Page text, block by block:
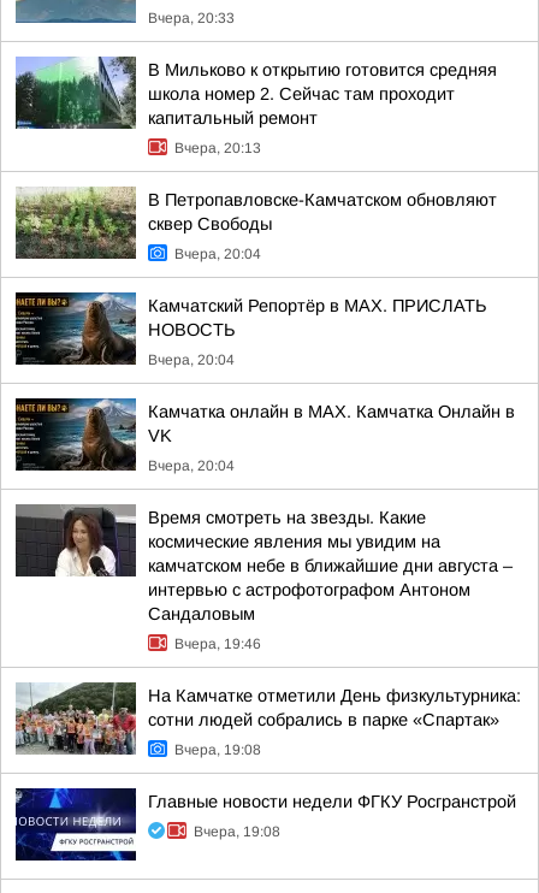
Вчера, 20:33
В Мильково к открытию готовится средняя
школа номер 2. Сейчас там проходит
капитальный ремонт
Вчера, 20:13
В Петропавловске-Камчатском обновляют
сквер Свободы
Вчера, 20:04
Камчатский Репортёр в MAX. ПРИСЛАТЬ
НОВОСТЬ
Вчера, 20:04
Камчатка онлайн в MAX. Камчатка Онлайн в
VK
Вчера, 20:04
Время смотреть на звезды. Какие
космические явления мы увидим на
камчатском небе в ближайшие дни августа –
интервью с астрофотографом Антоном
Сандаловым
Вчера, 19:46
На Камчатке отметили День физкультурника:
сотни людей собрались в парке «Спартак»
Вчера, 19:08
Главные новости недели ФГКУ Росгранстрой
Вчера, 19:08